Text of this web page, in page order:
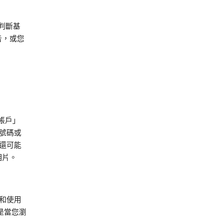
斷基
或您
」
碼或
可能
。
使用
當您瀏